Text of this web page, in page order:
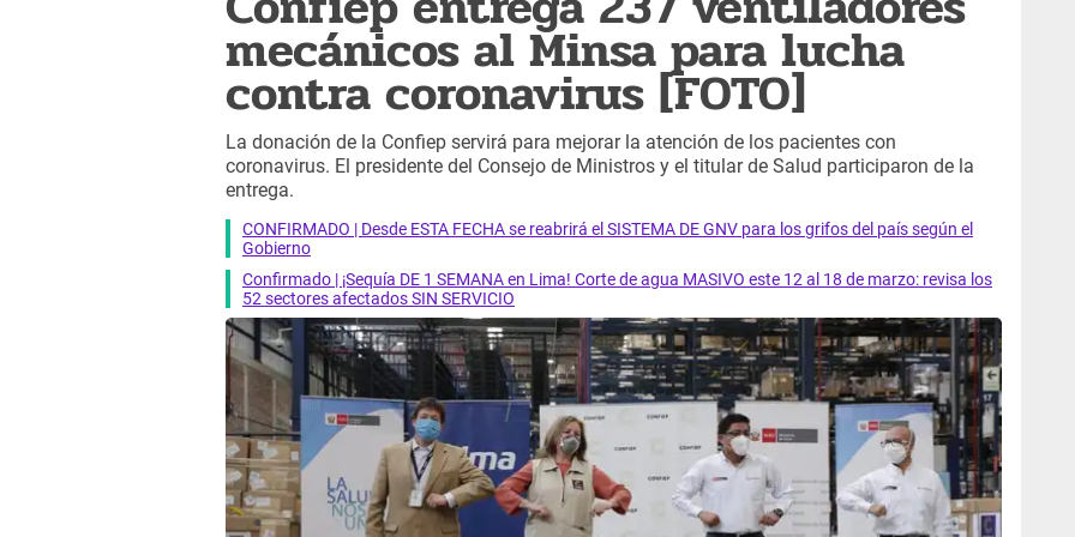
mecánicos al Minsa para lucha
contra coronavirus [FOTO]
La donación de la Confiep servirá para mejorar la atención de los pacientes con
coronavirus. El presidente del Consejo de Ministros y el titular de Salud participaron de la
entrega.
CONFIRMADO | Desde ESTA FECHA se reabrirá el SISTEMA DE GNV para los grifos del país según el
Gobierno
Confirmado | ¡Sequía DE 1 SEMANA en Lima! Corte de agua MASIVO este 12 al 18 de marzo: revisa los
52 sectores afectados SIN SERVICIO